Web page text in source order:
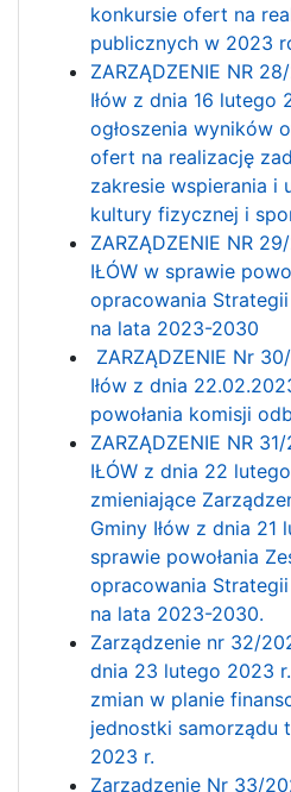
konkursie ofert na
publicznych w 2023
ZARZĄDZENIE NR
Iłów z dnia 16
ogłoszenia wyników
ofert na realizację
zakresie wspierania i
kultury fizycznej i
ZARZĄDZENIE NR
IŁÓW w sprawie
opracowania
na lata 2023-2030
ZARZĄDZENIE Nr
Iłów z dnia
powołania komisji
ZARZĄDZENIE NR
IŁÓW z dnia 22
zmieniające
Gminy Iłów z dnia
sprawie powołania
opracowania
na lata 2023-2030.
Zarządzenie nr 32/
dnia 23 lutego 2023
zmian w planie
jednostki samorządu
2023 r.
Zarządzenie Nr 33/